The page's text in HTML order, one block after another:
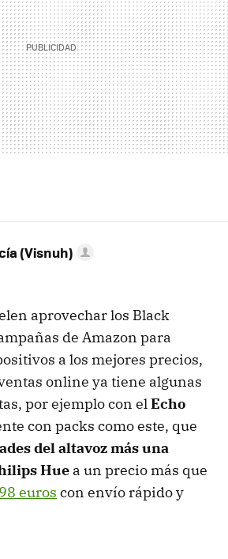
(Visnuh)
aprovechar los Black
de Amazon para
a los mejores precios,
online ya tiene algunas
por ejemplo con elEcho
con packs como este, que
del altavoz más una
Hue a un precio más que
euros con envío rápido y